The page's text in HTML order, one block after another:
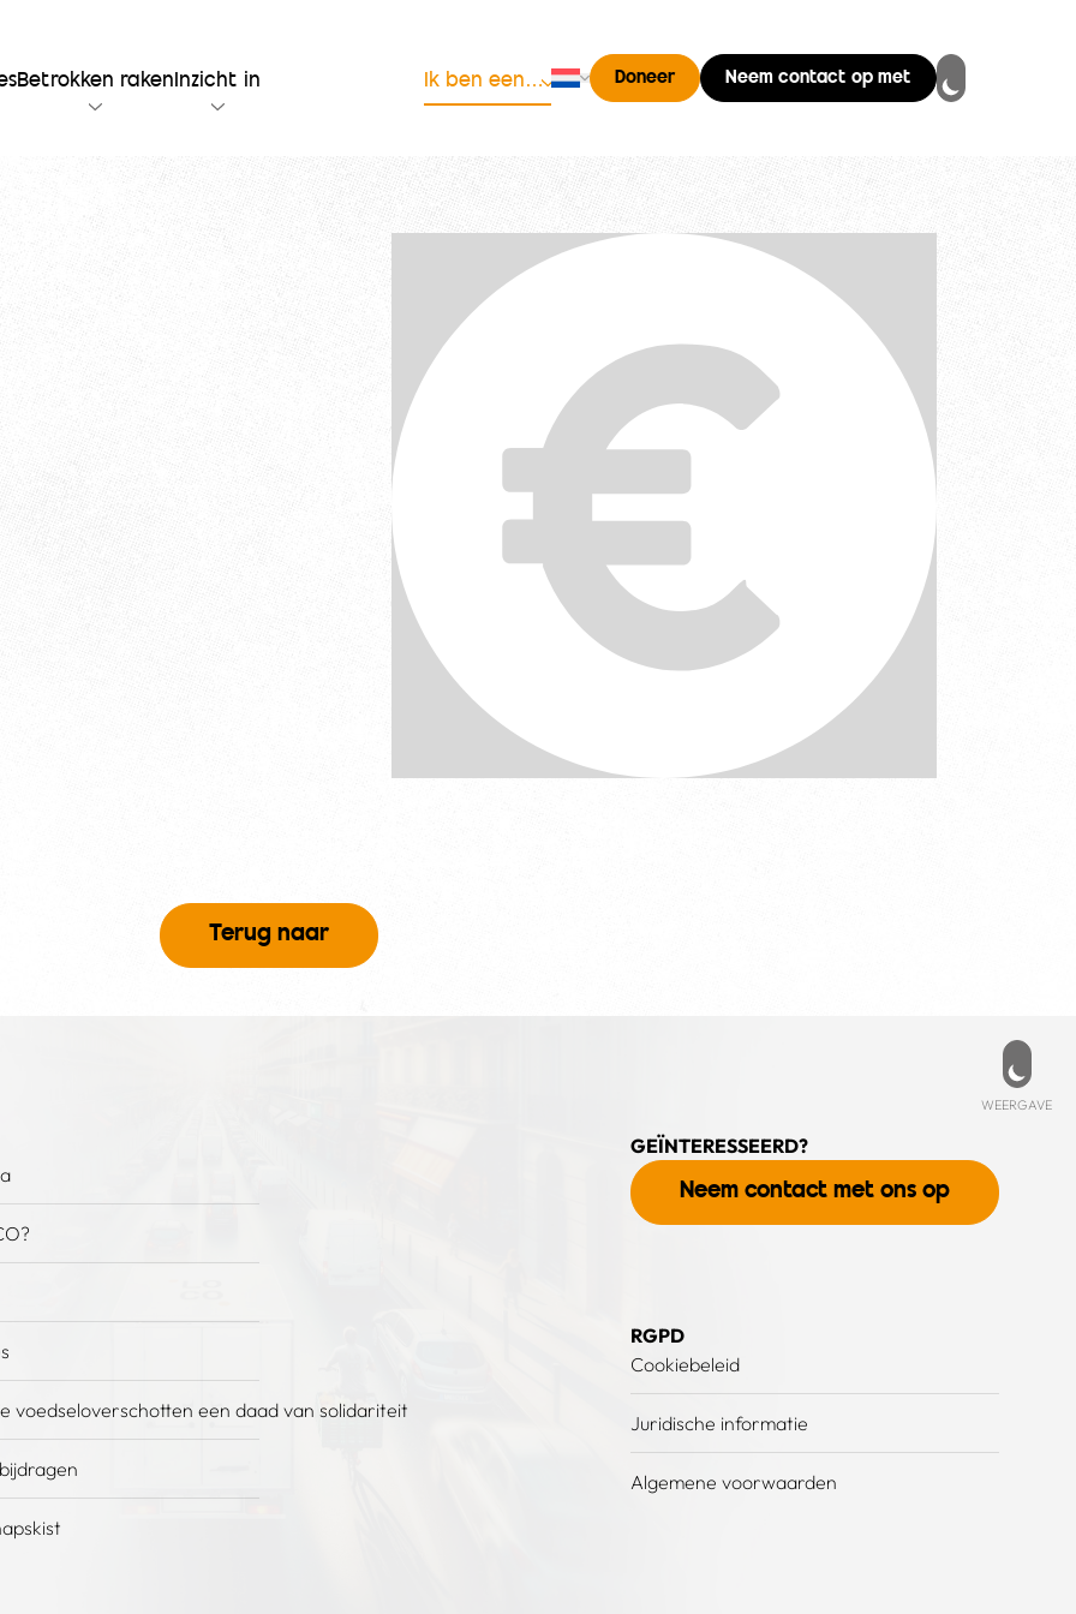
Betrokken raken Inzicht in Ik ben een… Nederlands
Changer de langue
Doneer Neem contact op met
Terug naar
voedseloverschotten een daad van solidariteit
GEÏNTERESSEERD?
Neem contact met ons op
RGPD
Cookiebeleid
Juridische informatie
Algemene voorwaarden
WEERGAVE